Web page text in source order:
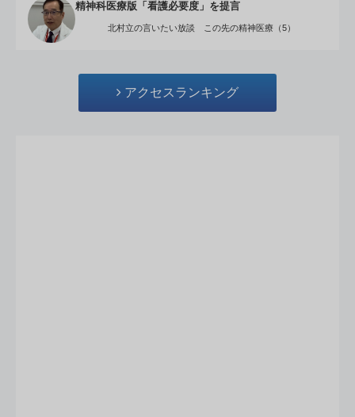
精神科医療版「看護必要度」を提言
北村立の言いたい放談 この先の精神医療（5）
アクセスランキング